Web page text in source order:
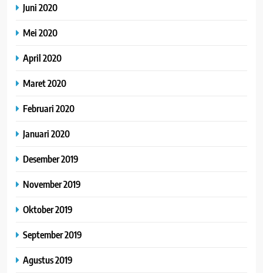
Juni 2020
Mei 2020
April 2020
Maret 2020
Februari 2020
Januari 2020
Desember 2019
November 2019
Oktober 2019
September 2019
Agustus 2019